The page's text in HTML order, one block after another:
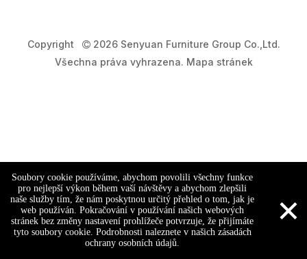
Copyright 2026 Senyuan Furniture Group Co.,Ltd.
Všechna práva vyhrazena. Mapa stránek
Soubory cookie používáme, abychom povolili všechny funkce
pro nejlepší výkon během vaší návštěvy a abychom zlepšili
naše služby tím, že nám poskytnou určitý přehled o tom, jak je
web používán. Pokračování v používání našich webových
stránek bez změny nastavení prohlížeče potvrzuje, že přijímáte
tyto soubory cookie. Podrobnosti naleznete v našich zásadách
ochrany osobních údajů.
×